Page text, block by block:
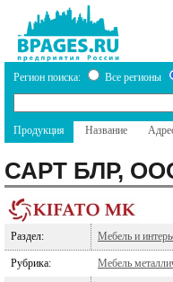
Регион поиска: Все регионы
Продукция Название
САРТ БЛР,
Раздел: Мебель и
Рубрика: Мебель